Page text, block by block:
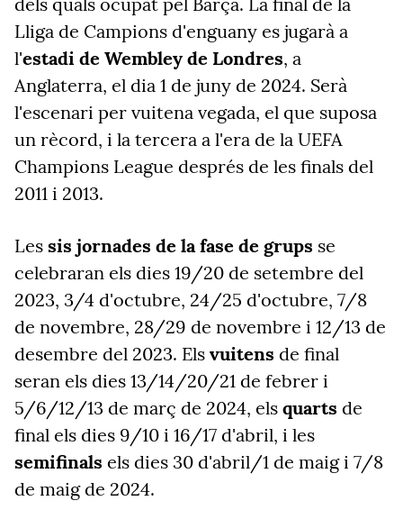
Lliga de Campions d'enguany es jugarà a
l'estadi de Wembley de Londres, a
Anglaterra, el dia 1 de juny de 2024. Serà
l'escenari per vuitena vegada, el que suposa
un rècord, i la tercera a l'era de la UEFA
Champions League després de les finals del
2011 i 2013.
Les sis jornades de la fase de grups se
celebraran els dies 19/20 de setembre del
2023, 3/4 d'octubre, 24/25 d'octubre, 7/8
de novembre, 28/29 de novembre i 12/13 de
desembre del 2023. Els vuitens de final
seran els dies 13/14/20/21 de febrer i
5/6/12/13 de març de 2024, els quarts de
final els dies 9/10 i 16/17 d'abril, i les
semifinals els dies 30 d'abril/1 de maig i 7/8
de maig de 2024.